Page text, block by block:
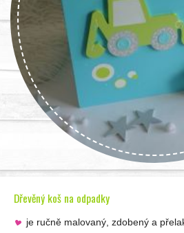
Dřevěný koš na odpadky
je ručně malovaný, zdobený a